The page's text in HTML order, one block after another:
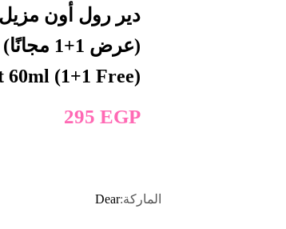
60ml (1+1 Free)
295 EGP
الماركة:Dear